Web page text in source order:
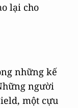
lại cho
những kế
người
một cựu